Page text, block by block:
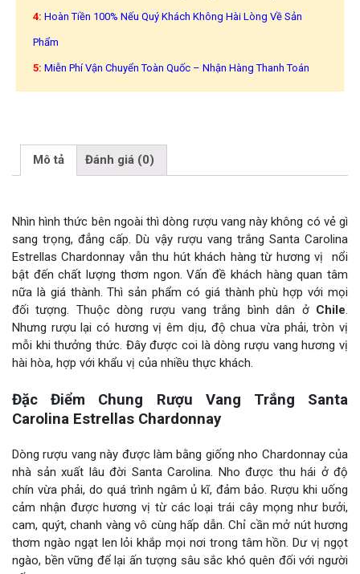
4: Hoàn Tiền 100% Nếu Quý Khách Không Hài Lòng Về Sản
Phẩm
5: Miễn Phí Vận Chuyển Toàn Quốc – Nhận Hàng Thanh Toán
Mô tả Đánh giá (0)
Nhìn hình thức bên ngoài thì dòng rượu vang này không có vẻ gì
sang trọng, đẳng cấp. Dù vậy rượu vang trắng Santa Carolina
Estrellas Chardonnay vẫn thu hút khách hàng từ hương vị nổi
bật đến chất lượng thơm ngon. Vấn đề khách hàng quan tâm
nữa là giá thành. Thì sản phẩm có giá thành phù hợp với mọi
đối tượng. Thuộc dòng rượu vang trắng bình dân ởChile.
Nhưng rượu lại có hương vị êm dịu, độ chua vừa phải, tròn vị
mỗi khi thưởng thức. Đây được coi là dòng rượu vang hương vị
hài hòa, hợp với khẩu vị của nhiều thực khách.
Đặc Điểm Chung Rượu Vang Trắng Santa
Carolina Estrellas Chardonnay
Dòng rượu vang này được làm bằng giống nho Chardonnay của
nhà sản xuất lâu đời Santa Carolina. Nho được thu hái ở độ
chín vừa phải, do quá trình ngâm ủ kĩ, đảm bảo. Rượu khi uống
cảm nhận được hương vị từ các loại trái cây mọng như bưởi,
cam, quýt, chanh vàng vô cùng hấp dẫn. Chỉ cần mở nút hương
thơm ngào ngạt len lỏi khắp mọi nơi trong tâm hồn. Dư vị ngọt
ngào, bền vững để lại ấn tượng sâu sắc khó quên đối với người